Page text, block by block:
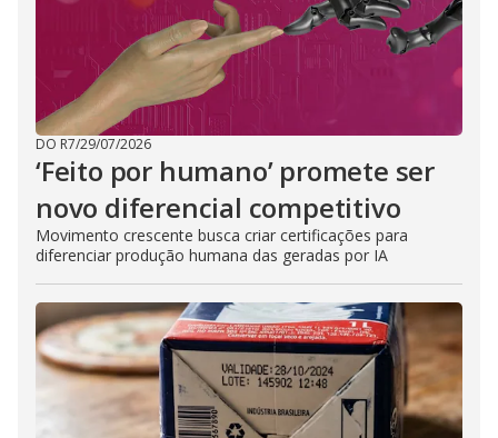
DO R7/29/07/2026
‘Feito por humano’ promete ser
novo diferencial competitivo
Movimento crescente busca criar certificações para
diferenciar produção humana das geradas por IA